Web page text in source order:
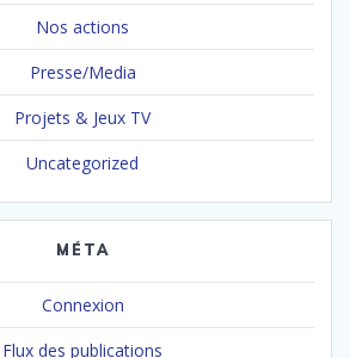
Nos actions
Presse/Media
Projets & Jeux TV
Uncategorized
MÉTA
Connexion
Flux des publications